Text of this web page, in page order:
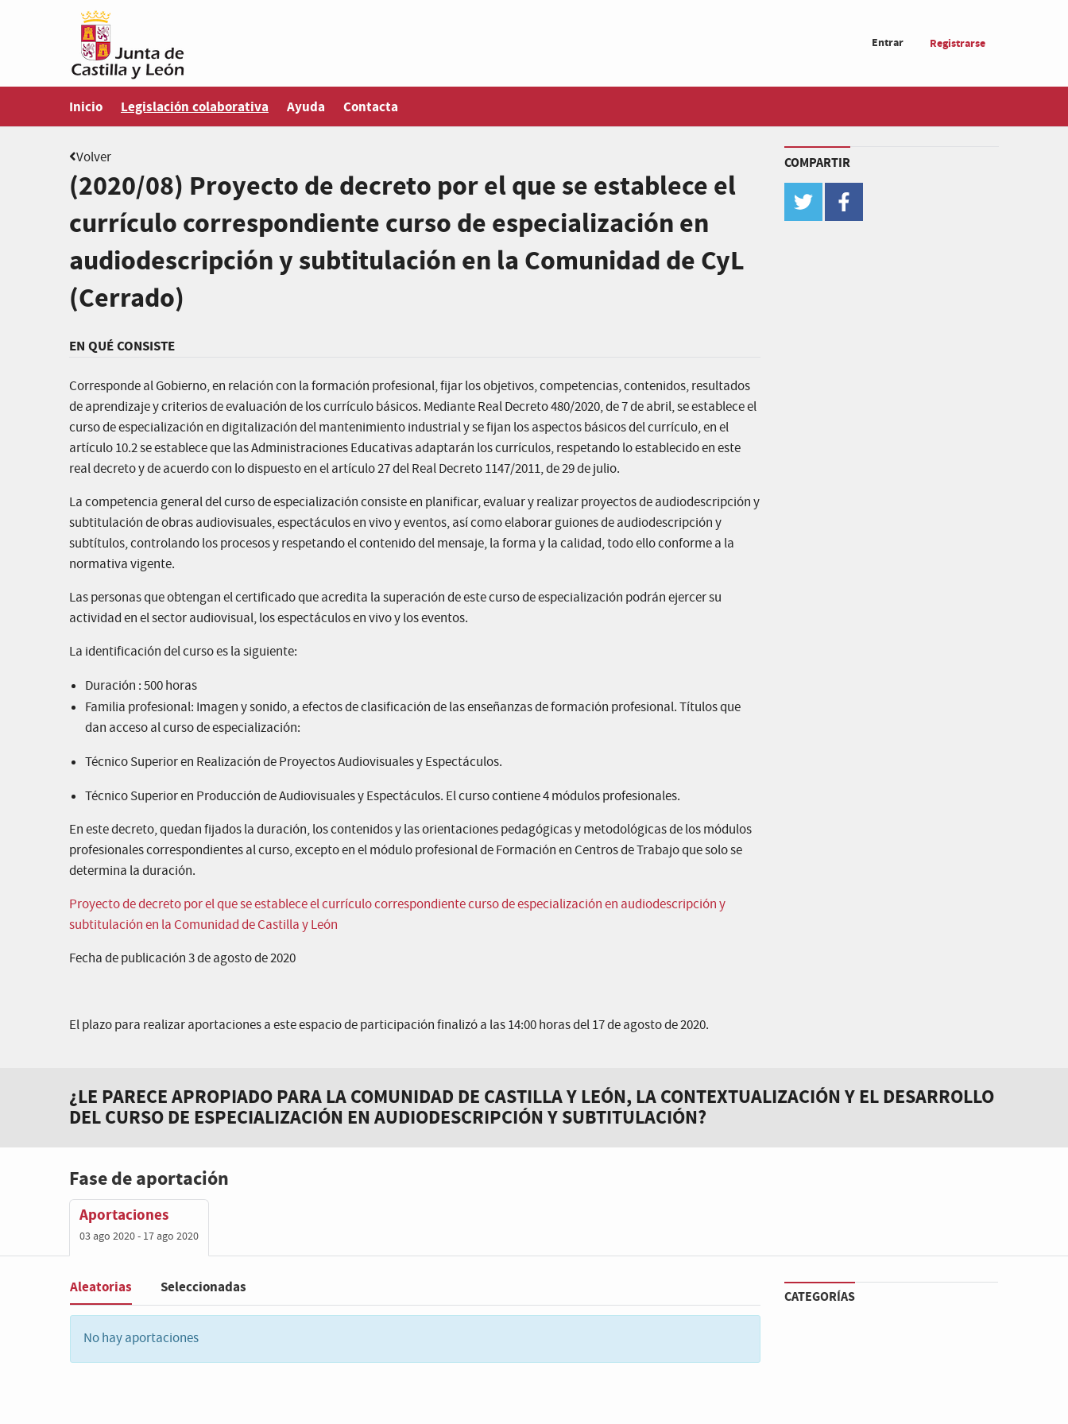
Entrar Registrarse
Inicio
Estás en
Legislación colaborativa Ayuda Contacta
Volver
(2020/08) Proyecto de decreto por el que se establece el
currículo correspondiente curso de especialización en
audiodescripción y subtitulación en la Comunidad de CyL
(Cerrado)
EN QUÉ CONSISTE
Corresponde al Gobierno, en relación con la formación profesional, fijar los objetivos, competencias, contenidos, resultados
de aprendizaje y criterios de evaluación de los currículo básicos. Mediante Real Decreto 480/2020, de 7 de abril, se establece el
curso de especialización en digitalización del mantenimiento industrial y se fijan los aspectos básicos del currículo, en el
artículo 10.2 se establece que las Administraciones Educativas adaptarán los currículos, respetando lo establecido en este
real decreto y de acuerdo con lo dispuesto en el artículo 27 del Real Decreto 1147/2011, de 29 de julio.
La competencia general del curso de especialización consiste en planificar, evaluar y realizar proyectos de audiodescripción y
subtitulación de obras audiovisuales, espectáculos en vivo y eventos, así como elaborar guiones de audiodescripción y
subtítulos, controlando los procesos y respetando el contenido del mensaje, la forma y la calidad, todo ello conforme a la
normativa vigente.
Las personas que obtengan el certificado que acredita la superación de este curso de especialización podrán ejercer su
actividad en el sector audiovisual, los espectáculos en vivo y los eventos.
La identificación del curso es la siguiente:
Duración : 500 horas
Familia profesional: Imagen y sonido, a efectos de clasificación de las enseñanzas de formación profesional. Títulos que
dan acceso al curso de especialización:
Técnico Superior en Realización de Proyectos Audiovisuales y Espectáculos.
Técnico Superior en Producción de Audiovisuales y Espectáculos. El curso contiene 4 módulos profesionales.
En este decreto, quedan fijados la duración, los contenidos y las orientaciones pedagógicas y metodológicas de los módulos
profesionales correspondientes al curso, excepto en el módulo profesional de Formación en Centros de Trabajo que solo se
determina la duración.
Proyecto de decreto por el que se establece el currículo correspondiente curso de especialización en audiodescripción y
subtitulación en la Comunidad de Castilla y León
Fecha de publicación 3 de agosto de 2020
El plazo para realizar aportaciones a este espacio de participación finalizó a las 14:00 horas del 17 de agosto de 2020.
COMPARTIR
twitter
¿LE PARECE APROPIADO PARA LA COMUNIDAD DE CASTILLA Y LEÓN, LA CONTEXTUALIZACIÓN Y EL DESARROLLO
DEL CURSO DE ESPECIALIZACIÓN EN AUDIODESCRIPCIÓN Y SUBTITULACIÓN?
Fase de aportación
Aportaciones
03 ago 2020 - 17 ago 2020
Filter:
Aleatorias Seleccionadas
No hay aportaciones
CATEGORÍAS